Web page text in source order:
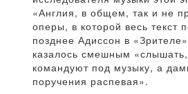
«Англия, в общем, так и не
оперы, в которой весь текст
позднее Адиссон в
казалось смешным
командуют под музыку, а
поручения распевая».